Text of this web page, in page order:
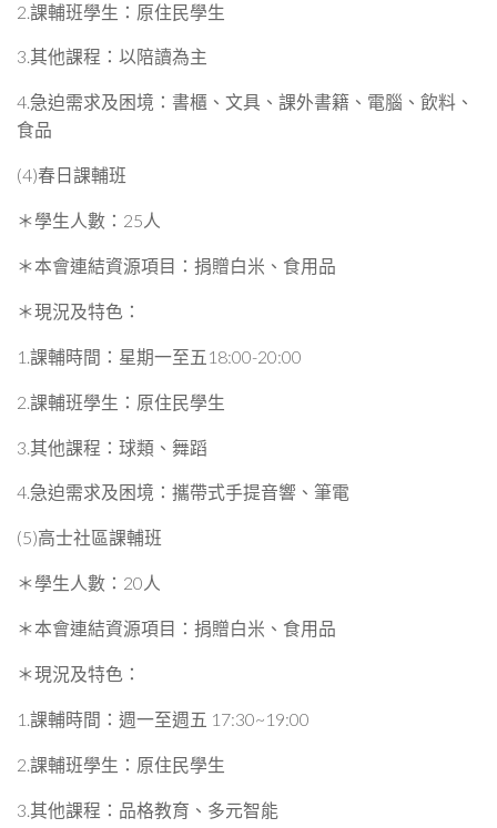
2.課輔班學生：原住民學生
3.其他課程：以陪讀為主
4.急迫需求及困境：書櫃、文具、課外書籍、電腦、飲料、
食品
(4)春日課輔班
＊學生人數：25人
＊本會連結資源項目：捐贈白米、食用品
＊現況及特色：
1.課輔時間：星期一至五18:00-20:00
2.課輔班學生：原住民學生
3.其他課程：球類、舞蹈
4.急迫需求及困境：攜帶式手提音響、筆電
(5)高士社區課輔班
＊學生人數：20人
＊本會連結資源項目：捐贈白米、食用品
＊現況及特色：
1.課輔時間：週一至週五 17:30~19:00
2.課輔班學生：原住民學生
3.其他課程：品格教育、多元智能